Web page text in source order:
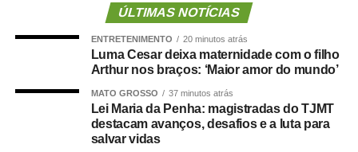
atuou por muitos anos na 1ª Vara Especializada de
Violência Doméstica e Familiar contra a Mulher e
atualmente responde pela 2ª Vara Especializada de
Família e Sucessões, destaca que a legislação
representou uma mudança histórica ao reconhecer
diferentes formas de violência contra a mulher e criar
ÚLTIMAS NOTÍCIAS
ENTRETENIMENTO 20 minutos atrás
Luma Cesar deixa maternidade com o filho
Arthur nos braços: ‘Maior amor do mundo’
MATO GROSSO 37 minutos atrás
Lei Maria da Penha: magistradas do TJMT
destacam avanços, desafios e a luta para
salvar vidas